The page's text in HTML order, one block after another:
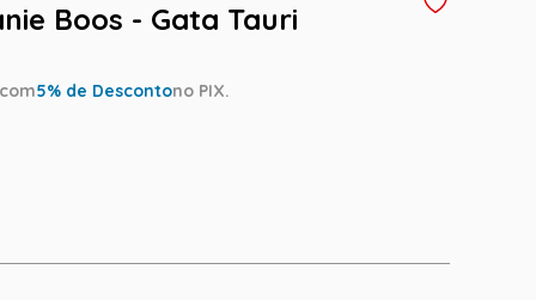
Boos - Gata Tauri
com5% de Descontono PIX.